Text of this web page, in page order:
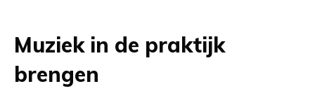
Muziek in de praktijk
brengen